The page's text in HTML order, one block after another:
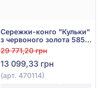
Сережки-конго "Кульки"
з червоного золота 585°,
без вставки, арт. 470114
29 771,20 грн
13 099,33 грн
(арт. 470114)